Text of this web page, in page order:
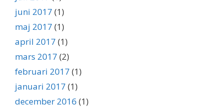
juni 2017 (1)
maj 2017 (1)
april 2017 (1)
mars 2017 (2)
februari 2017 (1)
januari 2017 (1)
december 2016 (1)